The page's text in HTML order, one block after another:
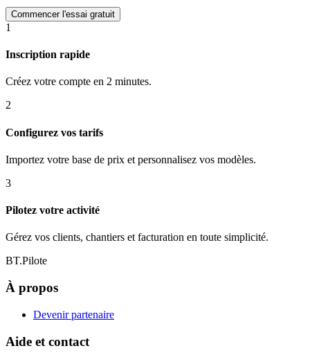
Commencer l'essai gratuit
1
Inscription rapide
Créez votre compte en 2 minutes.
2
Configurez vos tarifs
Importez votre base de prix et personnalisez vos modèles.
3
Pilotez votre activité
Gérez vos clients, chantiers et facturation en toute simplicité.
BT.Pilote
À propos
Devenir partenaire
Aide et contact